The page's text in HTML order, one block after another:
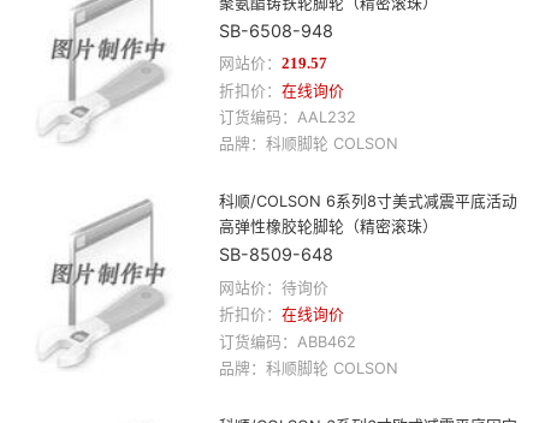
SB-6508-948
网站价： 219.57
折扣价： 在线询价
订货编码： AAL232
品牌： 科顺脚轮 COLSON
科顺/COLSON 6系列8寸美式减震平底活动
高弹性橡胶轮脚轮（精密滚珠）
SB-8509-648
网站价：待询价
折扣价： 在线询价
订货编码： ABB462
品牌： 科顺脚轮 COLSON